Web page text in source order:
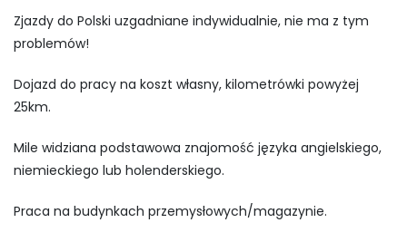
Zjazdy do Polski uzgadniane indywidualnie, nie ma z tym
problemów!
Dojazd do pracy na koszt własny, kilometrówki powyżej
25km.
Mile widziana podstawowa znajomość języka angielskiego,
niemieckiego lub holenderskiego.
Praca na budynkach przemysłowych/magazynie.